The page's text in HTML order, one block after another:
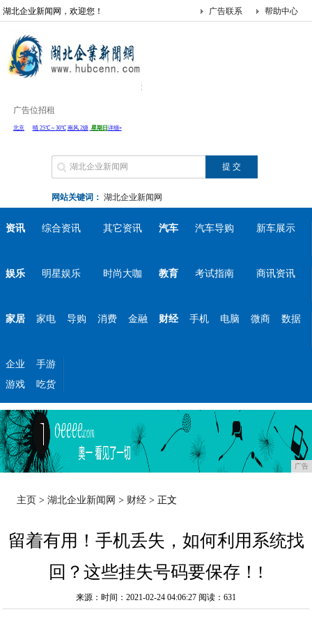
湖北企业新闻网，欢迎您！ 帮助中心
广告联系
广告位招租
网站关键词： 湖北企业新闻网
资讯 综合资讯 其它资讯 汽车 汽车导购 新车展示
娱乐 明星娱乐 时尚大咖 教育 考试指南 商讯资讯
家居 家电 导购 消费 金融 财经 手机 电脑 微商 数据
企业
手游
游戏
吃货
广告
主页 >湖北企业新闻网 > 财经 > 正文
留着有用！手机丢失，如何利用系统找
回？这些挂失号码要保存！!
来源：时间：2021-02-24 04:06:27 阅读：631